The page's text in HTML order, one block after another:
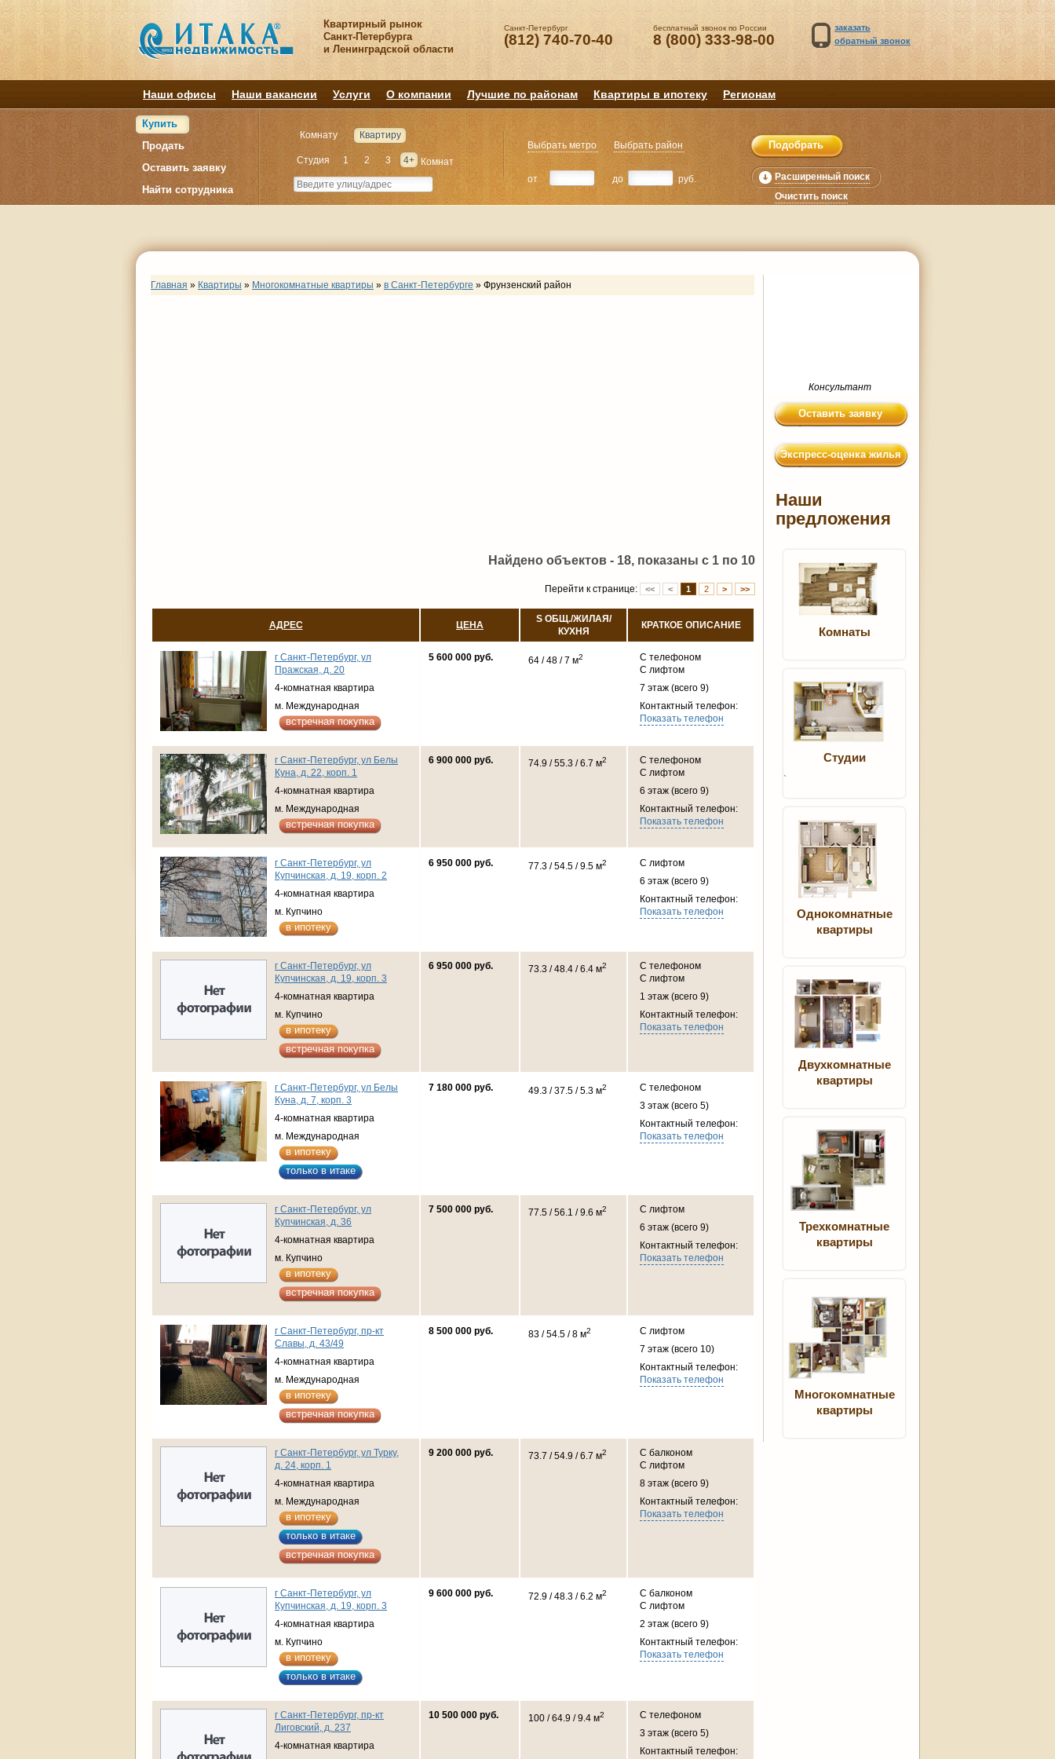
Квартирный рынок
Санкт-Петербурга
и Ленинградской области
Санкт-Петербург
(812) 740-70-40
бесплатный звонок по России
8 (800) 333-98-00
заказать
обратный звонок
Наши офисы Наши вакансии Услуги О компании Лучшие по районам Квартиры в ипотеку Регионам
Купить
Продать
Оставить заявку
Найти сотрудника
Комнату Квартиру
Студия 1 2 3 4+ Комнат
Выбрать метро Выбрать район
от до руб.
Расширенный поиск
Очистить поиск
Главная » Квартиры » Многокомнатные квартиры » в Санкт-Петербурге » Фрунзенский район
Найдено объектов - 18, показаны с 1 по 10
Перейти к странице: << < 1 2 > >>
АДРЕС ЦЕНА
S ОБЩ./ЖИЛАЯ/
КУХНЯ
КРАТКОЕ ОПИСАНИЕ
г Санкт-Петербург, ул
Пражская, д. 20
4-комнатная квартира
м. Международная
встречная покупка
5 600 000 руб. 64 / 48 / 7 м2
С телефоном
С лифтом
7 этаж (всего 9)
Контактный телефон:
Показать телефон
г Санкт-Петербург, ул Белы
Куна, д. 22, корп. 1
4-комнатная квартира
м. Международная
встречная покупка
6 900 000 руб. 74.9 / 55.3 / 6.7 м2
С телефоном
С лифтом
6 этаж (всего 9)
Контактный телефон:
Показать телефон
г Санкт-Петербург, ул
Купчинская, д. 19, корп. 2
4-комнатная квартира
м. Купчино
в ипотеку
6 950 000 руб. 77.3 / 54.5 / 9.5 м2
С лифтом
6 этаж (всего 9)
Контактный телефон:
Показать телефон
г Санкт-Петербург, ул
Купчинская, д. 19, корп. 3
4-комнатная квартира
м. Купчино
в ипотеку
встречная покупка
6 950 000 руб. 73.3 / 48.4 / 6.4 м2
С телефоном
С лифтом
1 этаж (всего 9)
Контактный телефон:
Показать телефон
г Санкт-Петербург, ул Белы
Куна, д. 7, корп. 3
4-комнатная квартира
м. Международная
в ипотеку
только в итаке
7 180 000 руб. 49.3 / 37.5 / 5.3 м2
С телефоном
3 этаж (всего 5)
Контактный телефон:
Показать телефон
г Санкт-Петербург, ул
Купчинская, д. 36
4-комнатная квартира
м. Купчино
в ипотеку
встречная покупка
7 500 000 руб. 77.5 / 56.1 / 9.6 м2
С лифтом
6 этаж (всего 9)
Контактный телефон:
Показать телефон
г Санкт-Петербург, пр-кт
Славы, д. 43/49
4-комнатная квартира
м. Международная
в ипотеку
встречная покупка
8 500 000 руб. 83 / 54.5 / 8 м2
С лифтом
7 этаж (всего 10)
Контактный телефон:
Показать телефон
г Санкт-Петербург, ул Турку,
д. 24, корп. 1
4-комнатная квартира
м. Международная
в ипотеку
только в итаке
встречная покупка
9 200 000 руб. 73.7 / 54.9 / 6.7 м2
С балконом
С лифтом
8 этаж (всего 9)
Контактный телефон:
Показать телефон
г Санкт-Петербург, ул
Купчинская, д. 19, корп. 3
4-комнатная квартира
м. Купчино
в ипотеку
только в итаке
9 600 000 руб. 72.9 / 48.3 / 6.2 м2
С балконом
С лифтом
2 этаж (всего 9)
Контактный телефон:
Показать телефон
г Санкт-Петербург, пр-кт
Лиговский, д. 237
4-комнатная квартира
10 500 000 руб. 100 / 64.9 / 9.4 м2
С телефоном
3 этаж (всего 5)
Контактный телефон:
Консультант
Оставить заявку
Экспресс-оценка жилья
Наши
предложения
Комнаты
Студии
`
Однокомнатные
квартиры
Двухкомнатные
квартиры
Трехкомнатные
квартиры
Многокомнатные
квартиры